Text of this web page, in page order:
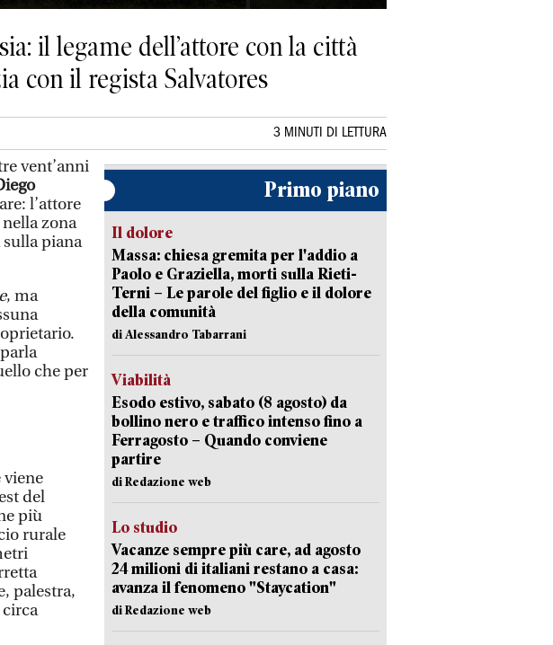
il legame dell’attore con la città
con il regista Salvatores
3 MINUTI DI LETTURA
vent’anni
l’attore
zona
piana
, ma
che per
del
più
rurale
palestra,
Primo piano
Il dolore
Massa: chiesa gremita per l'addio a
Paolo e Graziella, morti sulla Rieti-
Terni – Le parole del figlio e il dolore
della comunità
di Alessandro Tabarrani
Viabilità
Esodo estivo, sabato (8 agosto) da
bollino nero e traffico intenso fino a
Ferragosto – Quando conviene
partire
di Redazione web
Lo studio
Vacanze sempre più care, ad agosto
24 milioni di italiani restano a casa:
avanza il fenomeno "Staycation"
di Redazione web